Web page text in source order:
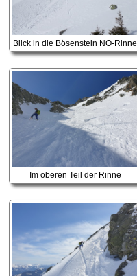
Blick in die Bösenstein NO-Rinne
Im oberen Teil der Rinne